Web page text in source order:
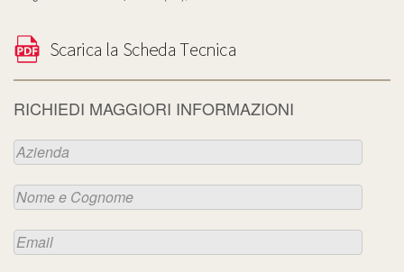
RICHIEDI MAGGIORI INFORMAZIONI